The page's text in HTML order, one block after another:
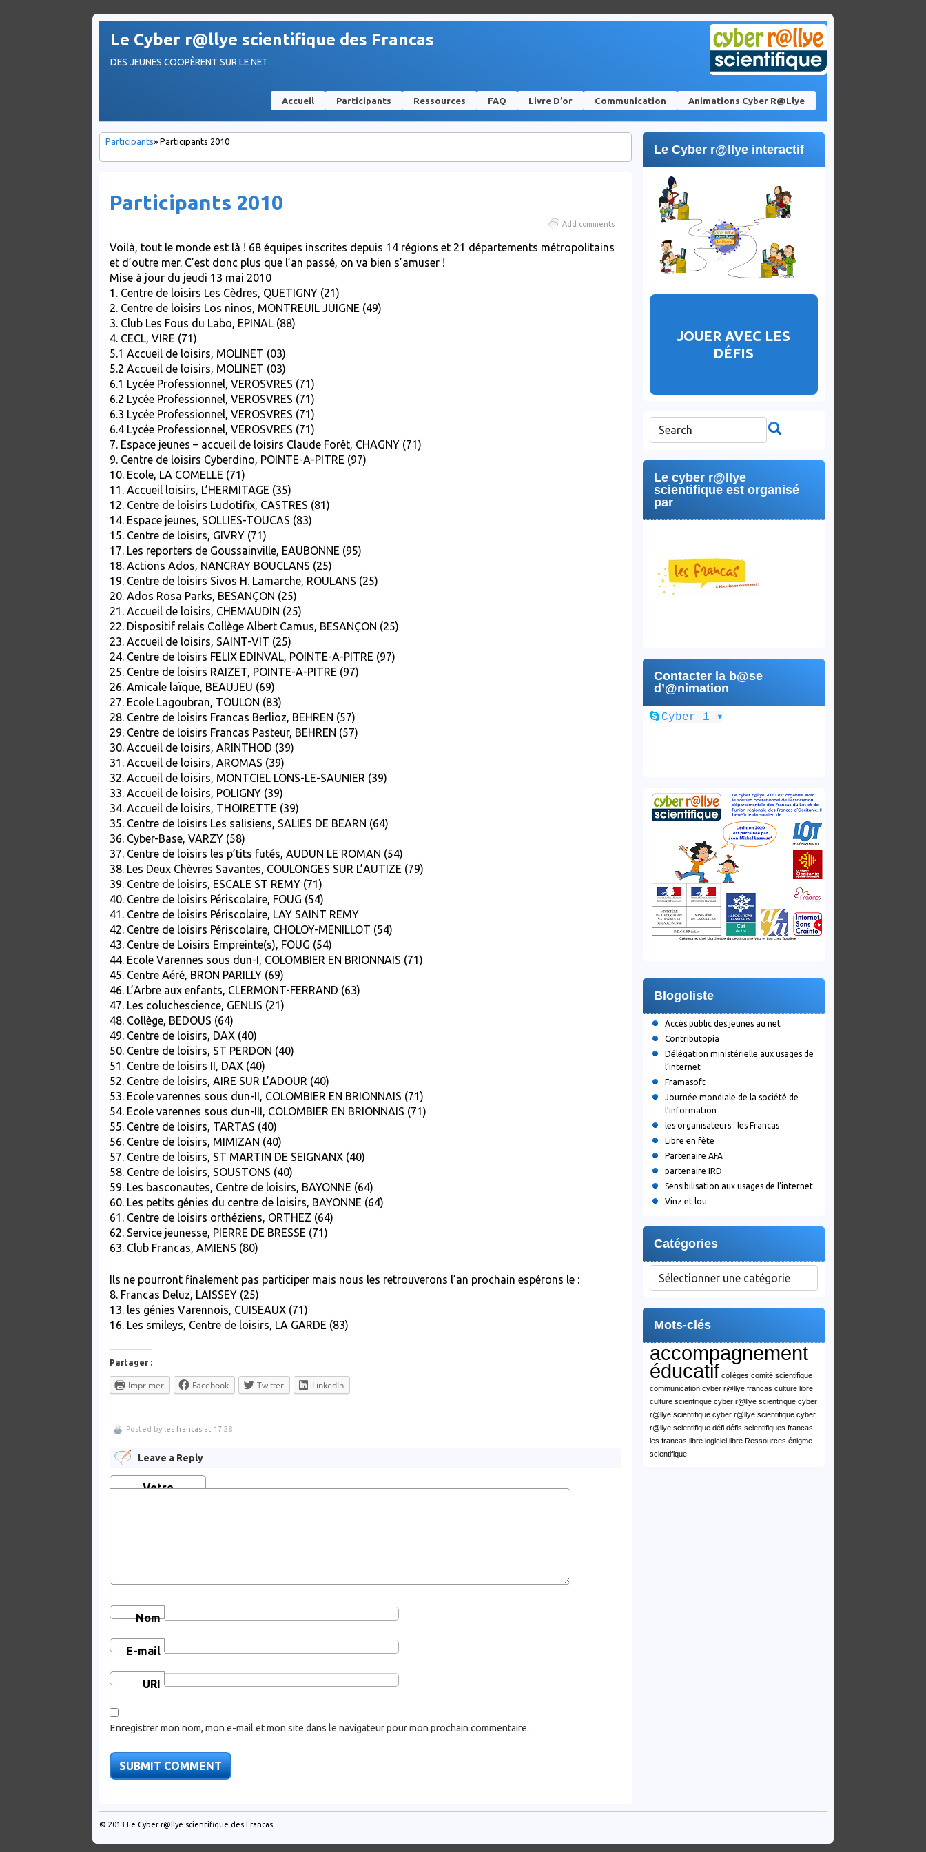
Le Cyber r@llye scientifique des Francas
DES JEUNES COOPÈRENT SUR LE NET
Accueil Participants Ressources FAQ Livre D’or Communication Animations Cyber R@llye
Participants» Participants 2010
Participants 2010
Add comments
Voilà, tout le monde est là ! 68 équipes inscrites depuis 14 régions et 21 départements métropolitains
et d’outre mer. C’est donc plus que l’an passé, on va bien s’amuser !
Mise à jour du jeudi 13 mai 2010
1. Centre de loisirs Les Cèdres, QUETIGNY (21)
2. Centre de loisirs Los ninos, MONTREUIL JUIGNE (49)
3. Club Les Fous du Labo, EPINAL (88)
4. CECL, VIRE (71)
5.1 Accueil de loisirs, MOLINET (03)
5.2 Accueil de loisirs, MOLINET (03)
6.1 Lycée Professionnel, VEROSVRES (71)
6.2 Lycée Professionnel, VEROSVRES (71)
6.3 Lycée Professionnel, VEROSVRES (71)
6.4 Lycée Professionnel, VEROSVRES (71)
7. Espace jeunes – accueil de loisirs Claude Forêt, CHAGNY (71)
9. Centre de loisirs Cyberdino, POINTE-A-PITRE (97)
10. Ecole, LA COMELLE (71)
11. Accueil loisirs, L’HERMITAGE (35)
12. Centre de loisirs Ludotifix, CASTRES (81)
14. Espace jeunes, SOLLIES-TOUCAS (83)
15. Centre de loisirs, GIVRY (71)
17. Les reporters de Goussainville, EAUBONNE (95)
18. Actions Ados, NANCRAY BOUCLANS (25)
19. Centre de loisirs Sivos H. Lamarche, ROULANS (25)
20. Ados Rosa Parks, BESANÇON (25)
21. Accueil de loisirs, CHEMAUDIN (25)
22. Dispositif relais Collège Albert Camus, BESANÇON (25)
23. Accueil de loisirs, SAINT-VIT (25)
24. Centre de loisirs FELIX EDINVAL, POINTE-A-PITRE (97)
25. Centre de loisirs RAIZET, POINTE-A-PITRE (97)
26. Amicale laïque, BEAUJEU (69)
27. Ecole Lagoubran, TOULON (83)
28. Centre de loisirs Francas Berlioz, BEHREN (57)
29. Centre de loisirs Francas Pasteur, BEHREN (57)
30. Accueil de loisirs, ARINTHOD (39)
31. Accueil de loisirs, AROMAS (39)
32. Accueil de loisirs, MONTCIEL LONS-LE-SAUNIER (39)
33. Accueil de loisirs, POLIGNY (39)
34. Accueil de loisirs, THOIRETTE (39)
35. Centre de loisirs Les salisiens, SALIES DE BEARN (64)
36. Cyber-Base, VARZY (58)
37. Centre de loisirs les p’tits futés, AUDUN LE ROMAN (54)
38. Les Deux Chèvres Savantes, COULONGES SUR L’AUTIZE (79)
39. Centre de loisirs, ESCALE ST REMY (71)
40. Centre de loisirs Périscolaire, FOUG (54)
41. Centre de loisirs Périscolaire, LAY SAINT REMY
42. Centre de loisirs Périscolaire, CHOLOY-MENILLOT (54)
43. Centre de Loisirs Empreinte(s), FOUG (54)
44. Ecole Varennes sous dun-I, COLOMBIER EN BRIONNAIS (71)
45. Centre Aéré, BRON PARILLY (69)
46. L’Arbre aux enfants, CLERMONT-FERRAND (63)
47. Les coluchescience, GENLIS (21)
48. Collège, BEDOUS (64)
49. Centre de loisirs, DAX (40)
50. Centre de loisirs, ST PERDON (40)
51. Centre de loisirs II, DAX (40)
52. Centre de loisirs, AIRE SUR L’ADOUR (40)
53. Ecole varennes sous dun-II, COLOMBIER EN BRIONNAIS (71)
54. Ecole varennes sous dun-III, COLOMBIER EN BRIONNAIS (71)
55. Centre de loisirs, TARTAS (40)
56. Centre de loisirs, MIMIZAN (40)
57. Centre de loisirs, ST MARTIN DE SEIGNANX (40)
58. Centre de loisirs, SOUSTONS (40)
59. Les basconautes, Centre de loisirs, BAYONNE (64)
60. Les petits génies du centre de loisirs, BAYONNE (64)
61. Centre de loisirs orthéziens, ORTHEZ (64)
62. Service jeunesse, PIERRE DE BRESSE (71)
63. Club Francas, AMIENS (80)
Ils ne pourront finalement pas participer mais nous les retrouverons l’an prochain espérons le :
8. Francas Deluz, LAISSEY (25)
13. les génies Varennois, CUISEAUX (71)
16. Les smileys, Centre de loisirs, LA GARDE (83)
Partager :
Imprimer Facebook Twitter LinkedIn
Posted by les francas at 17:28
Leave a Reply
Votre
Nom
E-mail
URI
Enregistrer mon nom, mon e-mail et mon site dans le navigateur pour mon prochain commentaire.
Le Cyber r@llye interactif
JOUER AVEC LES
DÉFIS
Le cyber r@llye
scientifique est organisé
par
Contacter la b@se
d’@nimation
Cyber 1 ▾
Blogoliste
Accès public des jeunes au net
Contributopia
Délégation ministérielle aux usages de
l’internet
Framasoft
Journée mondiale de la société de
l’information
les organisateurs : les Francas
Libre en fête
Partenaire AFA
partenaire IRD
Sensibilisation aux usages de l’internet
Vinz et lou
Catégories
Mots-clés
accompagnement
éducatif collèges comité scientifique
communication cyber r@llye francas culture libre
culture scientifique cyber r@llye scientifique cyber
r@llye scientifique cyber r@llye scientifique cyber
r@llye scientifique défi défis scientifiques francas
les francas libre logiciel libre Ressources énigme
scientifique
© 2013Le Cyber r@llye scientifique des Francas